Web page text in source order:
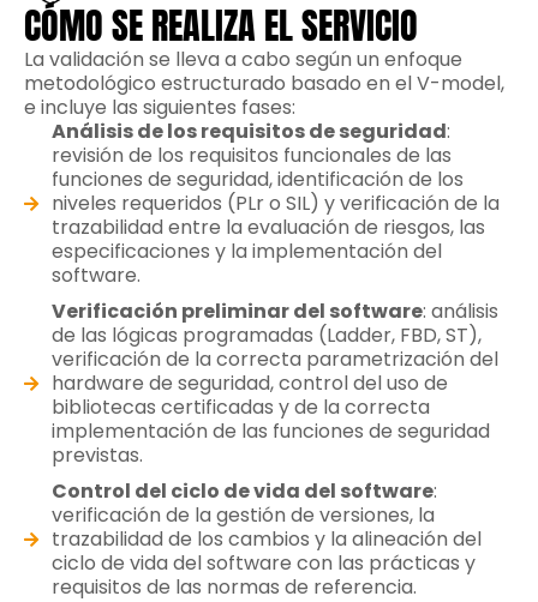
CÓMO SE REALIZA EL SERVICIO
La validación se lleva a cabo según un enfoque
metodológico estructurado basado en el V-model,
e incluye las siguientes fases:
Análisis de los requisitos de seguridad:
revisión de los requisitos funcionales de las
funciones de seguridad, identificación de los
niveles requeridos (PLr o SIL) y verificación de la
trazabilidad entre la evaluación de riesgos, las
especificaciones y la implementación del
software.
Verificación preliminar del software: análisis
de las lógicas programadas (Ladder, FBD, ST),
verificación de la correcta parametrización del
hardware de seguridad, control del uso de
bibliotecas certificadas y de la correcta
implementación de las funciones de seguridad
previstas.
Control del ciclo de vida del software:
verificación de la gestión de versiones, la
trazabilidad de los cambios y la alineación del
ciclo de vida del software con las prácticas y
requisitos de las normas de referencia.